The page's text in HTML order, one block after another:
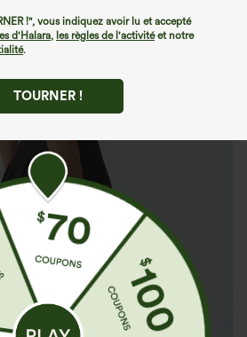
!", vous indiquez avoir lu et accepté
d'Halara, les règles de l'activitéet notre
.
TOURNER !